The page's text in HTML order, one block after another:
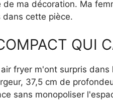
de ma décoration. Ma
cette pièce.
QUI
fryer m'ont surpris
37,5 cm de
sans monopoliser